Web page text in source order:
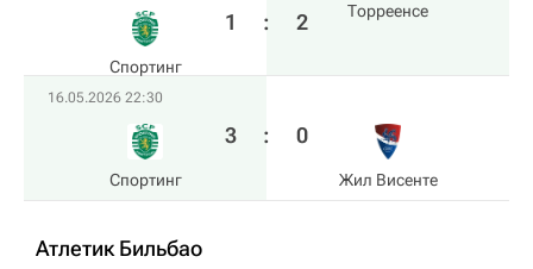
Спортинг
1 : 2 Торреенсе
16.05.2026 22:30
Спортинг
3 : 0
Жил Висенте
Атлетик Бильбао